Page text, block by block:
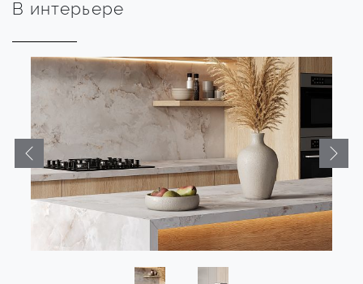
В интерьере